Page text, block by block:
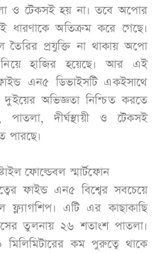
ও টেকসই হয় না। তবে অপোর
অতিক্রম করে গেছে।
প্রযুক্তি না থাকায় অপো
নিয়ে হাজির হয়েছে। আর এই
এন৫ ডিভাইসটি একইসাথে
অভিজ্ঞতা নিশ্চিত করতে
পাতলা, দীর্ঘস্থায়ী ও টেকসই
পারছে।
ফোল্ডেবল স্মার্টফোন
ফাইন্ড এন৫ বিশ্বের সবচেয়ে
ফ্ল্যাগশিপ। এটি এর কাছাকাছি
তুলনায় ২৬ শতাংশ পাতলা।
কম পুরুত্বে থাকে